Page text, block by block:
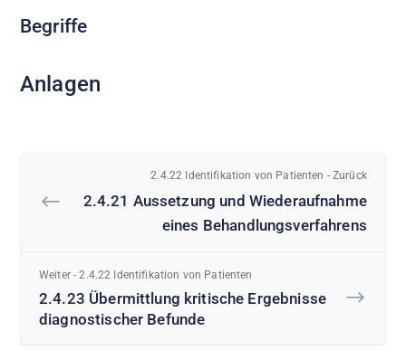
Begriffe
Anlagen
2.4.22 Identifikation von Patienten - Zurück
2.4.21 Aussetzung und Wiederaufnahme
eines Behandlungsverfahrens
Weiter - 2.4.22 Identifikation von Patienten
2.4.23 Übermittlung kritische Ergebnisse
diagnostischer Befunde